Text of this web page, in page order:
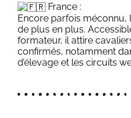
France :
Encore parfois méconnu,
de plus en plus.
formateur, il attire
confirmés, notamment
d’élevage et les circuits